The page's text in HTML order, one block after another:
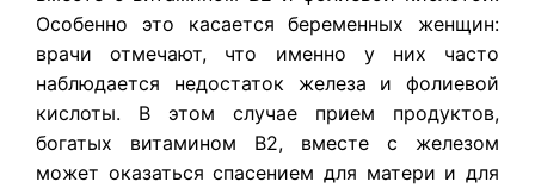
Особенно это касается беременных женщин:
врачи отмечают, что именно у них часто
наблюдается недостаток железа и фолиевой
кислоты. В этом случае прием продуктов,
богатых витамином В2, вместе с железом
может оказаться спасением для матери и для